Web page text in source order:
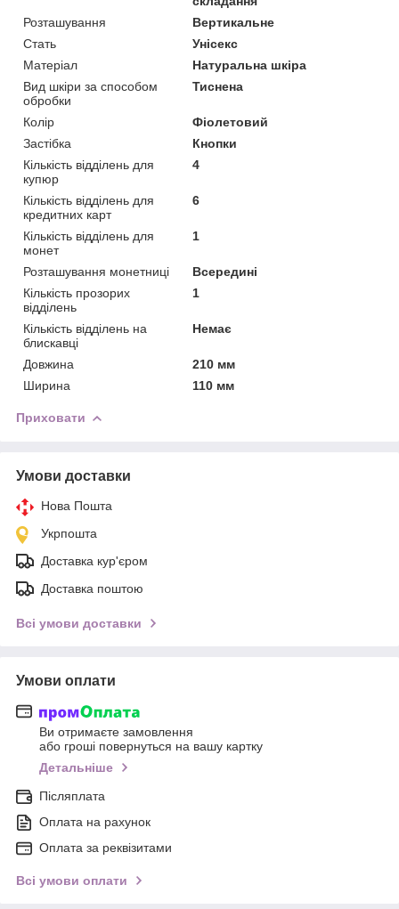
Розташування
Вертикальне
Стать
Унісекс
Матеріал
Натуральна шкіра
Вид шкіри за способом
обробки
Тиснена
Колір
Фіолетовий
Застібка
Кнопки
Кількість відділень для
купюр
4
Кількість відділень для
кредитних карт
6
Кількість відділень для
монет
1
Розташування монетниці
Всередині
Кількість прозорих
відділень
1
Кількість відділень на
блискавці
Немає
Довжина
210 мм
Ширина
110 мм
Приховати
Умови доставки
Нова Пошта
Укрпошта
Доставка кур'єром
Доставка поштою
Всі умови доставки
Умови оплати
Ви отримаєте замовлення
або гроші повернуться на вашу картку
Детальніше
Післяплата
Оплата на рахунок
Оплата за реквізитами
Всі умови оплати